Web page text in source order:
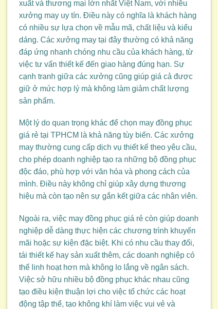
xuất và thương mại lớn nhất Việt Nam, với nhiều
xưởng may uy tín. Điều này có nghĩa là khách hàng
có nhiều sự lựa chọn về mẫu mã, chất liệu và kiểu
dáng. Các xưởng may tại đây thường có khả năng
đáp ứng nhanh chóng nhu cầu của khách hàng, từ
việc tư vấn thiết kế đến giao hàng đúng hạn. Sự
cạnh tranh giữa các xưởng cũng giúp giá cả được
giữ ở mức hợp lý mà không làm giảm chất lượng
sản phẩm.
Một lý do quan trọng khác để chọn may đồng phục
giá rẻ tại TPHCM là khả năng tùy biến. Các xưởng
may thường cung cấp dịch vụ thiết kế theo yêu cầu,
cho phép doanh nghiệp tạo ra những bộ đồng phục
độc đáo, phù hợp với văn hóa và phong cách của
mình. Điều này không chỉ giúp xây dựng thương
hiệu mà còn tạo nên sự gắn kết giữa các nhân viên.
Ngoài ra, việc may đồng phục giá rẻ còn giúp doanh
nghiệp dễ dàng thực hiện các chương trình khuyến
mãi hoặc sự kiện đặc biệt. Khi có nhu cầu thay đổi,
tái thiết kế hay sản xuất thêm, các doanh nghiệp có
thể linh hoạt hơn mà không lo lắng về ngân sách.
Việc sở hữu nhiều bộ đồng phục khác nhau cũng
tạo điều kiện thuận lợi cho việc tổ chức các hoạt
động tập thể, tạo không khí làm việc vui vẻ và